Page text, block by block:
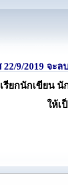
22/9/2019 จะ
รียกนักเขียน
ให้เ